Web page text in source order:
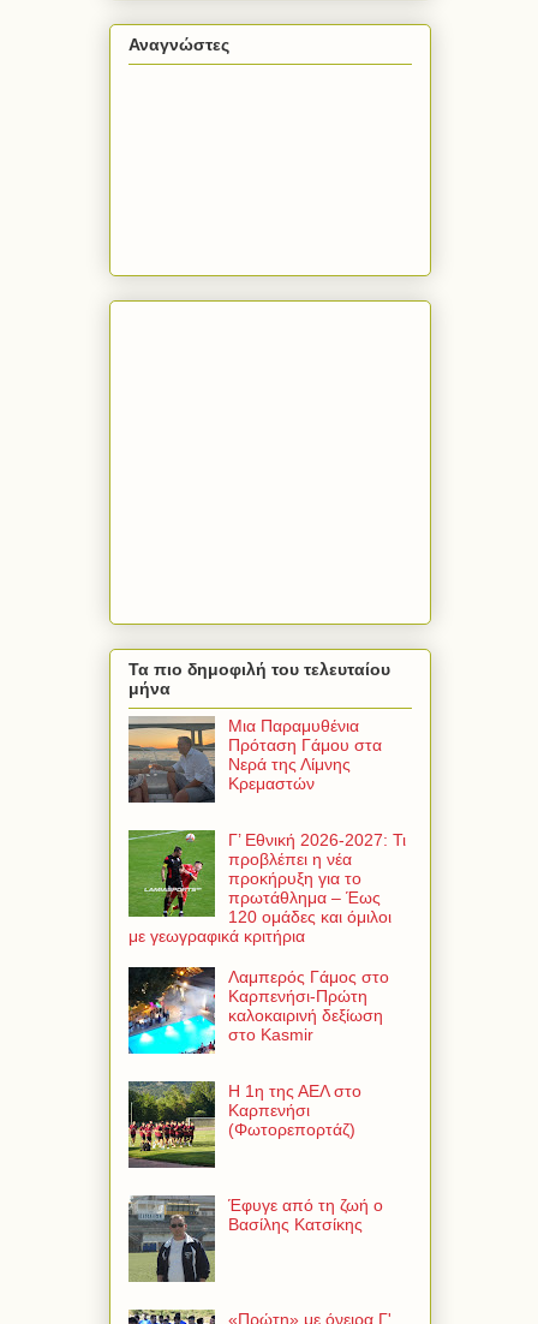
Αναγνώστες
Τα πιο δημοφιλή του τελευταίου
μήνα
Μια Παραμυθένια
Πρόταση Γάμου στα
Νερά της Λίμνης
Κρεμαστών
Γ’ Εθνική 2026-2027: Τι
προβλέπει η νέα
προκήρυξη για το
πρωτάθλημα – Έως
120 ομάδες και όμιλοι
με γεωγραφικά κριτήρια
Λαμπερός Γάμος στο
Καρπενήσι-Πρώτη
καλοκαιρινή δεξίωση
στο Kasmir
Η 1η της ΑΕΛ στο
Καρπενήσι
(Φωτορεπορτάζ)
Έφυγε από τη ζωή ο
Βασίλης Κατσίκης
«Πρώτη» με όνειρα Γ'